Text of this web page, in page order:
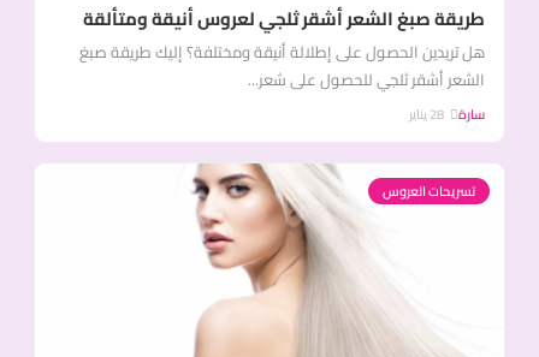
طريقة صبغ الشعر أشقر ثلجي لعروس أنيقة ومتألقة
هل تريدين الحصول على إطلالة أنيقة ومختلفة؟ إليك طريقة صبغ
الشعر أشقر ثلجي للحصول على شعر...
سارة
تسريحات العروس